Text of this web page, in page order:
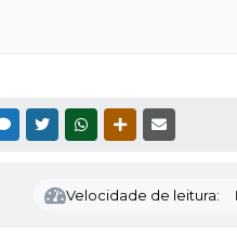
MESSENGER
TWITTERWHATSAPPOUTRAS MÍDIAS
Velocidade de leitura: